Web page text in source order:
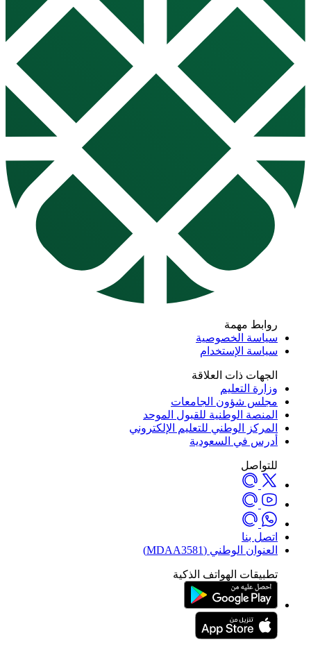
روابط مهمة
سياسة الخصوصية
سياسة الإستخدام
الجهات ذات العلاقة
وزارة التعليم
مجلس شؤون الجامعات
المنصة الوطنية للقبول الموحد
المركز الوطني للتعليم الإلكتروني
أدرس في السعودية
للتواصل
اتصل بنا
العنوان الوطني (MDAA3581)
تطبيقات الهواتف الذكية